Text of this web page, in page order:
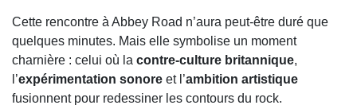
Cette rencontre à Abbey Road n’aura peut-être duré que
quelques minutes. Mais elle symbolise un moment
charnière : celui où la contre-culture britannique,
l’expérimentation sonore et l’ambition artistique
fusionnent pour redessiner les contours du rock.